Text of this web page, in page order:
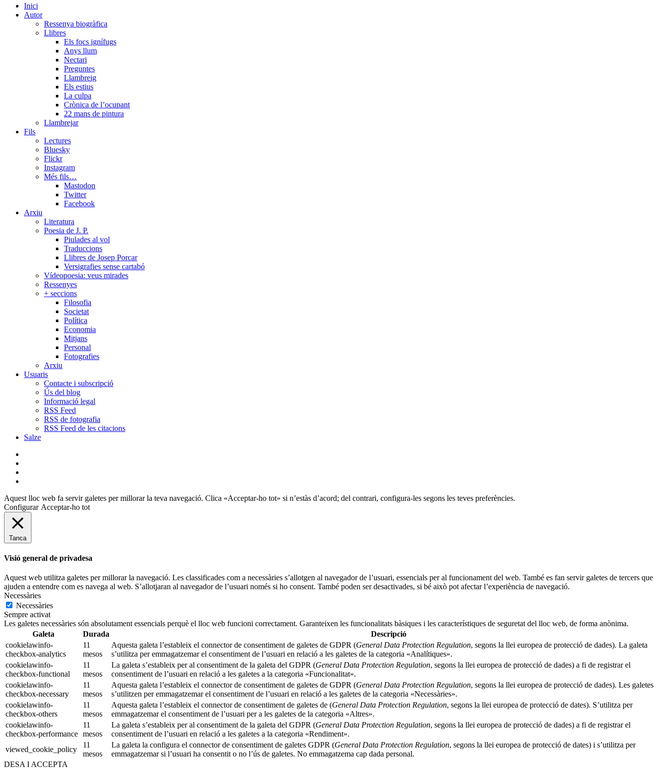
Close
Menu
Inici
Autor
Ressenya biogràfica
Llibres
Els focs ignífugs
Anys llum
Nectari
Preguntes
Llambreig
Els estius
La culpa
Crònica de l’ocupant
22 mans de pintura
Llambrejar
Fils
Lectures
Bluesky
Flickr
Instagram
Més fils…
Mastodon
Twitter
Facebook
Arxiu
Literatura
Poesia de J. P.
Piulades al vol
Traduccions
Llibres de Josep Porcar
Versigrafies sense cartabó
Vídeopoesia: veus mirades
Ressenyes
+ seccions
Filosofia
Societat
Política
Economia
Mitjans
Personal
Fotografies
Arxiu
Usuaris
Contacte i subscripció
Ús del blog
Informació legal
RSS Feed
RSS de fotografia
RSS Feed de les citacions
Salze
Aquest lloc web fa servir galetes per millorar la teva navegació. Clica «Acceptar-ho tot» si n’estàs d’acord; del contrari, configura-les segons les teves preferències.
Configurar Acceptar-ho tot
Tanca
Visió general de privadesa
Aquest web utilitza galetes per millorar la navegació. Les classificades com a necessàries s’allotgen al navegador de l’usuari, essencials per al funcionament del web. També es fan servir galetes de tercers que
ajuden a entendre com es navega al web. S’allotjaran al navegador de l’usuari només si ho consent. També poden ser desactivades, si bé això pot afectar l’experiència de navegació.
Necessàries
Necessàries
Sempre activat
Les galetes necessàries són absolutament essencials perquè el lloc web funcioni correctament. Garanteixen les funcionalitats bàsiques i les característiques de seguretat del lloc web, de forma anònima.
Galeta
Durada
Descripció
cookielawinfo-
checkbox-analytics
11
mesos
Aquesta galeta l’estableix el connector de consentiment de galetes de GDPR (General Data Protection Regulation, segons la llei europea de protecció de dades). La galeta
s’utilitza per emmagatzemar el consentiment de l’usuari en relació a les galetes de la categoria «Analítiques».
cookielawinfo-
checkbox-functional
11
mesos
La galeta s’estableix per al consentiment de la galeta del GDPR (General Data Protection Regulation, segons la llei europea de protecció de dades) a fi de registrar el
consentiment de l’usuari en relació a les galetes a la categoria «Funcionalitat».
cookielawinfo-
checkbox-necessary
11
mesos
Aquesta galeta l’estableix el connector de consentiment de galetes de GDPR (General Data Protection Regulation, segons la llei europea de protecció de dades). Les galetes
s’utilitzen per emmagatzemar el consentiment de l’usuari en relació a les galetes de la categoria «Necessàries».
cookielawinfo-
checkbox-others
11
mesos
Aquesta galeta l’estableix el connector de consentiment de galetes de (General Data Protection Regulation, segons la llei europea de protecció de dates). S’utilitza per
emmagatzemar el consentiment de l’usuari per a les galetes de la categoria «Altres».
cookielawinfo-
checkbox-performance
11
mesos
La galeta s’estableix per al consentiment de la galeta del GDPR (General Data Protection Regulation, segons la llei europea de protecció de dades) a fi de registrar el
consentiment de l’usuari en relació a les galetes a la categoria «Rendiment».
viewed_cookie_policy
11
mesos
La galeta la configura el connector de consentiment de galetes GDPR (General Data Protection Regulation, segons la llei europea de protecció de dates) i s’utilitza per
emmagatzemar si l’usuari ha consentit o no l’ús de galetes. No emmagatzema cap dada personal.
DESA I ACCEPTA